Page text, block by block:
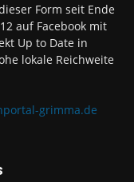
Form seit Ende
auf Facebook mit
Up to Date in
lokale Reichweite
grimma.de